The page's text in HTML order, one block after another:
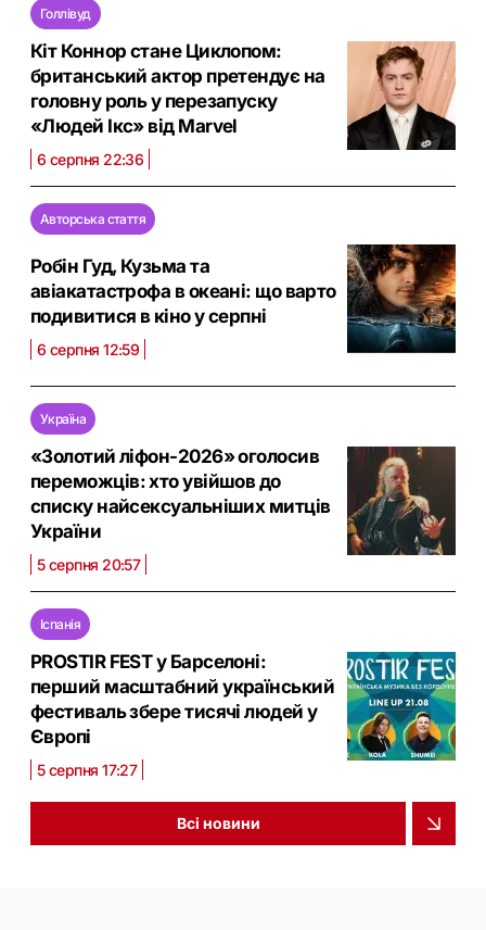
Голлівуд
Кіт Коннор стане Циклопом:
британський актор претендує на
головну роль у перезапуску
«Людей Ікс» від Marvel
6 серпня 22:36
Авторська стаття
Робін Гуд, Кузьма та
авіакатастрофа в океані: що варто
подивитися в кіно у серпні
6 серпня 12:59
Україна
«Золотий ліфон-2026» оголосив
переможців: хто увійшов до
списку найсексуальніших митців
України
5 серпня 20:57
Іспанія
PROSTIR FEST у Барселоні:
перший масштабний український
фестиваль збере тисячі людей у
Європі
5 серпня 17:27
Всі новини